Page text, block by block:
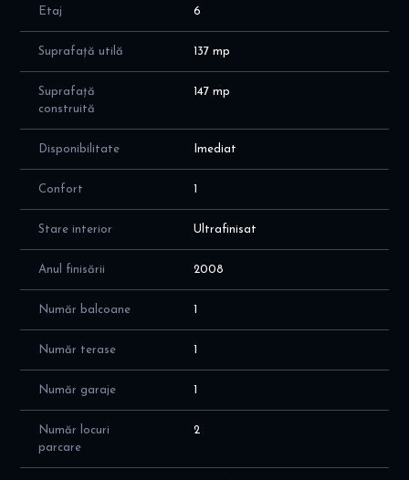
Etaj 6
Suprafață utilă 137 mp
Suprafață
construită
147 mp
Disponibilitate Imediat
Confort 1
Stare interior Ultrafinisat
Anul finisării 2008
Număr balcoane 1
Număr terase 1
Număr garaje 1
Număr locuri
parcare
2